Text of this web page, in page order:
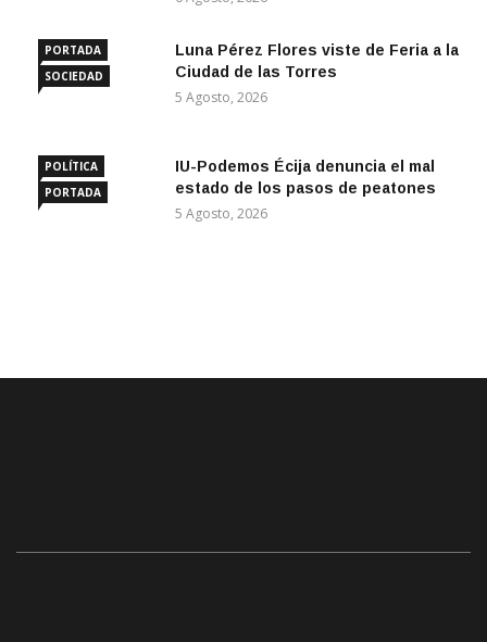
PORTADA
SOCIEDAD
Luna Pérez Flores viste de Feria a la
Ciudad de las Torres
5 Agosto, 2026
POLÍTICA
PORTADA
IU-Podemos Écija denuncia el mal
estado de los pasos de peatones
5 Agosto, 2026